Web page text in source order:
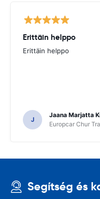
Erittäin helppo
Erittäin helppo
J
Jaana Marjatta
Europcar Chur
Segítség és